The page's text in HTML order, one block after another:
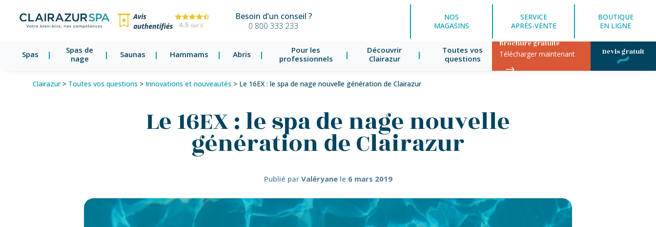
Besoin d’un conseil ?
0 800 333 233
NOS
MAGASINS
SERVICE
APRÈS-VENTE
BOUTIQUE
EN LIGNE
Spas
Spas de
nage
Saunas Hammams Abris
Pour les
professionnels
Découvrir
Clairazur
Toutes vos
questions
Brochure gratuite
Télécharger maintenant Devis gratuit
Clairazur> Toutes vos questions > Innovations et nouveautés > Le 16EX : le spa de nage nouvelle génération de Clairazur
Le 16EX : le spa de nage nouvelle
génération de Clairazur
Publié par Valéryanele 6 mars 2019